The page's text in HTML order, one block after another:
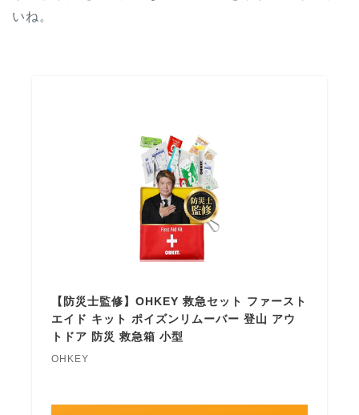
いね。
【防災士監修】OHKEY 救急セット ファースト
エイド キット ポイズンリムーバー 登山 アウ
トドア 防災 救急箱 小型
OHKEY